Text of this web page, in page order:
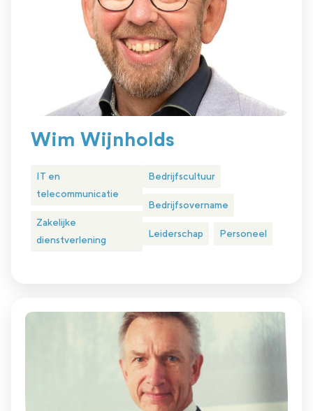
Wim Wijnholds
IT en
telecommunicatie
Zakelijke
dienstverlening
Bedrijfscultuur
Bedrijfsovername
Leiderschap Personeel